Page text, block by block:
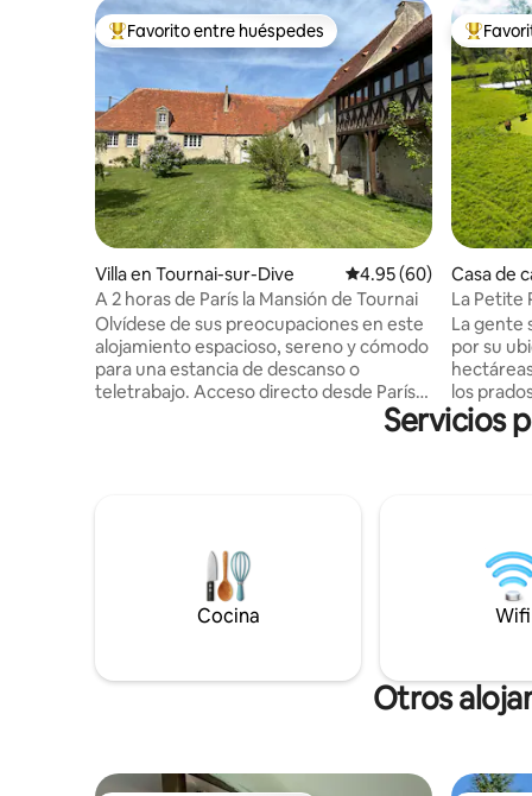
Favorito entre huéspedes preferido
Favorito entre huéspedes
Villa en Tournai-sur-Dive Calificación promedio:
4.95 (60)
A 2 horas de París la Mansión de Tournai
Olvídese de sus preocupaciones en este
alojamiento espacioso, sereno y cómodo
para una estancia de descanso o
teletrabajo. Acceso directo desde París
Crouttes, (18 km), pueblo de
Camembert (16 km), pueblo de Livarot
(27 km) Numerosos caminos señalizados
para agradables paseos desde la casa
Casa de
La Petite
La gente
por su
los
diamante
disfrutar
granja
original.
Servicios
Cocina Wifi
Otros